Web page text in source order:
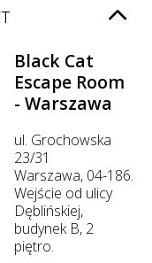
Black Cat
Escape Room
- Warszawa
ul. Grochowska
23/31
Warszawa, 04-186.
Wejście od ulicy
Dęblińskiej,
budynek B, 2
piętro.